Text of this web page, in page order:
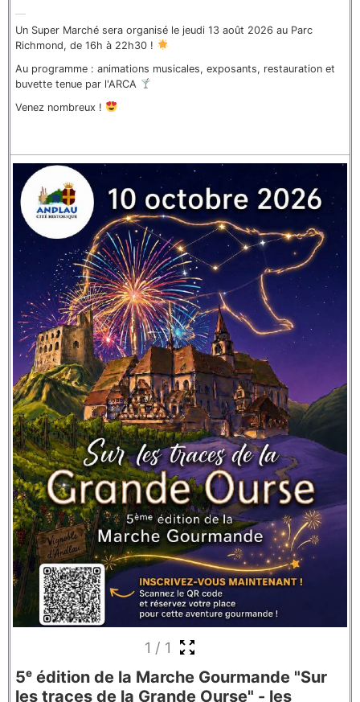
Un Super Marché sera organisé le jeudi 13 août 2026 au Parc
Richmond, de 16h à 22h30 !
Au programme : animations musicales, exposants, restauration et
buvette tenue par l'ARCA
Venez nombreux !
1 / 1
5ᵉ édition de la Marche Gourmande "Sur
les traces de la Grande Ourse" - les